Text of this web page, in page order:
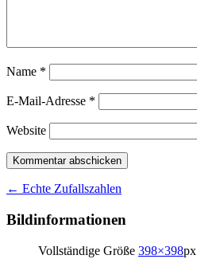
Name *
E-Mail-Adresse *
Website
Artikelnavigation
← Echte Zufallszahlen
Bildinformationen
Vollständige Größe 398×398px